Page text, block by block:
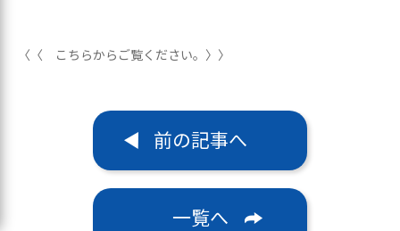
〈〈 こちらからご覧ください。〉〉
前の記事へ
一覧へ